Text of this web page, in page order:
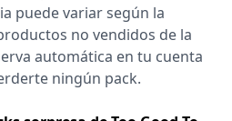
puede variar según la
no vendidos de la
automática en tu cuenta
ningún pack.